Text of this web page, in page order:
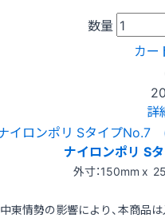
数量
カー
詳
ナイロンポリ S
外寸：150mm x
東情勢の影響により、本商品